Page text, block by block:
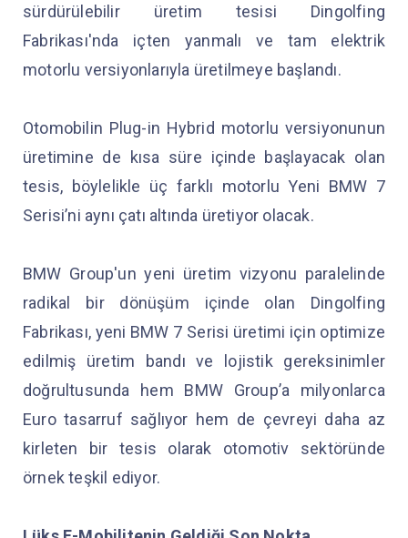
sürdürülebilir üretim tesisi Dingolfing
Fabrikası'nda içten yanmalı ve tam elektrik
motorlu versiyonlarıyla üretilmeye başlandı.
Otomobilin Plug-in Hybrid motorlu versiyonunun
üretimine de kısa süre içinde başlayacak olan
tesis, böylelikle üç farklı motorlu Yeni BMW 7
Serisi’ni aynı çatı altında üretiyor olacak.
BMW Group'un yeni üretim vizyonu paralelinde
radikal bir dönüşüm içinde olan Dingolfing
Fabrikası, yeni BMW 7 Serisi üretimi için optimize
edilmiş üretim bandı ve lojistik gereksinimler
doğrultusunda hem BMW Group’a milyonlarca
Euro tasarruf sağlıyor hem de çevreyi daha az
kirleten bir tesis olarak otomotiv sektöründe
örnek teşkil ediyor.